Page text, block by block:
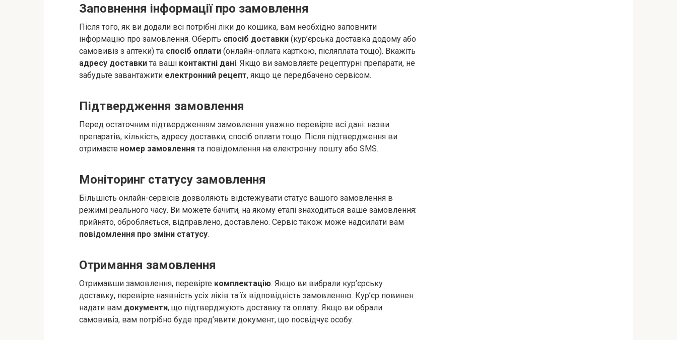
Заповнення інформації про замовлення
Після того, як ви додали всі потрібні ліки до кошика, вам необхідно заповнити
інформацію про замовлення. Оберіть спосіб доставки (кур’єрська доставка додому або
самовивіз з аптеки) та спосіб оплати (онлайн-оплата карткою, післяплата тощо). Вкажіть
адресу доставки та ваші контактні дані. Якщо ви замовляєте рецептурні препарати, не
забудьте завантажити електронний рецепт, якщо це передбачено сервісом.
Підтвердження замовлення
Перед остаточним підтвердженням замовлення уважно перевірте всі дані: назви
препаратів, кількість, адресу доставки, спосіб оплати тощо. Після підтвердження ви
отримаєте номер замовлення та повідомлення на електронну пошту або SMS.
Моніторинг статусу замовлення
Більшість онлайн-сервісів дозволяють відстежувати статус вашого замовлення в
режимі реального часу. Ви можете бачити, на якому етапі знаходиться ваше замовлення:
прийнято, обробляється, відправлено, доставлено. Сервіс також може надсилати вам
повідомлення про зміни статусу.
Отримання замовлення
Отримавши замовлення, перевірте комплектацію. Якщо ви вибрали кур’єрську
доставку, перевірте наявність усіх ліків та їх відповідність замовленню. Кур’єр повинен
надати вам документи, що підтверджують доставку та оплату. Якщо ви обрали
самовивіз, вам потрібно буде пред’явити документ, що посвідчує особу.